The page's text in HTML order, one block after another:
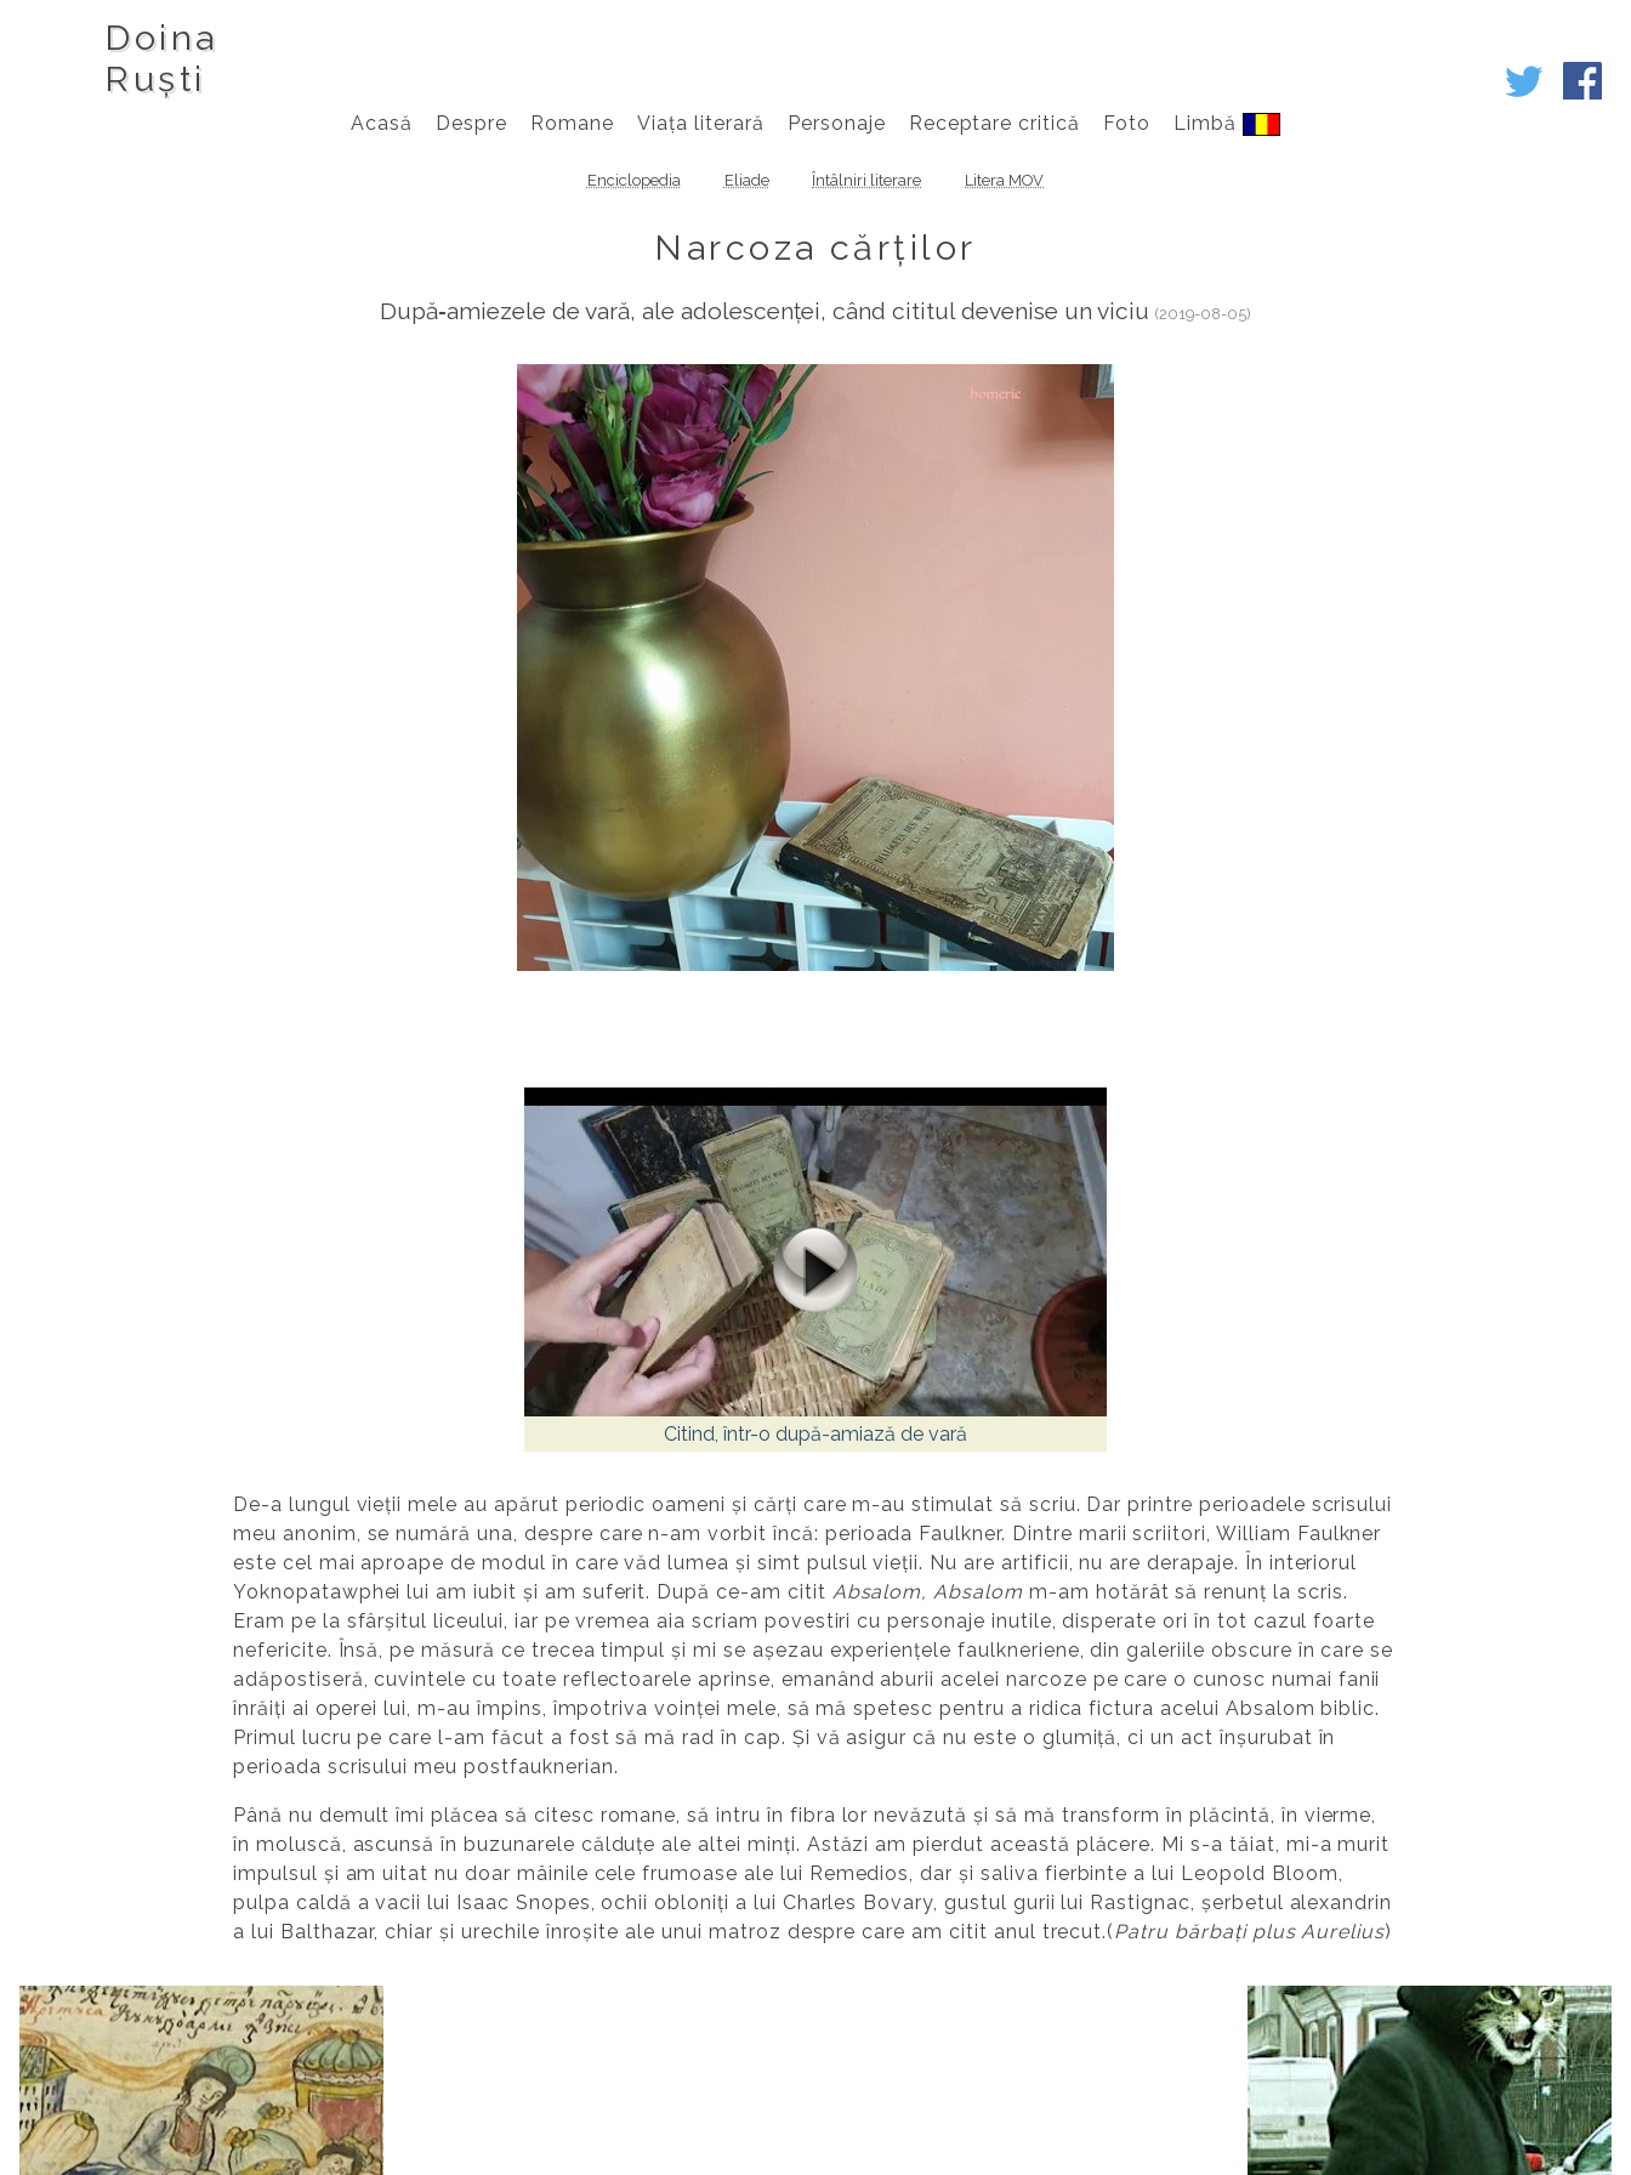
Doina
Ruști
Acasă Despre Romane Viața literară Personaje Receptare critică Foto Limbă
Enciclopedia Eliade Întâlniri literare Litera MOV
Narcoza cărților
După‑amiezele de vară, ale adolescenței, când cititul devenise un viciu (2019-08-05)
Citind, într-o după-amiază de vară
De-a lungul vieții mele au apărut periodic oameni și cărți care m-au stimulat să scriu. Dar printre perioadele scrisului
meu anonim, se numără una, despre care n-am vorbit încă: perioada Faulkner. Dintre marii scriitori, William Faulkner
este cel mai aproape de modul în care văd lumea și simt pulsul vieții. Nu are artificii, nu are derapaje. În interiorul
Yoknopatawphei lui am iubit și am suferit. După ce-am citit Absalom, Absalom m-am hotărât să renunț la scris.
Eram pe la sfârșitul liceului, iar pe vremea aia scriam povestiri cu personaje inutile, disperate ori în tot cazul foarte
nefericite. Însă, pe măsură ce trecea timpul și mi se așezau experiențele faulkneriene, din galeriile obscure în care se
adăpostiseră, cuvintele cu toate reflectoarele aprinse, emanând aburii acelei narcoze pe care o cunosc numai fanii
înrăiți ai operei lui, m-au împins, împotriva voinței mele, să mă spetesc pentru a ridica fictura acelui Absalom biblic.
Primul lucru pe care l-am făcut a fost să mă rad în cap. Și vă asigur că nu este o glumiță, ci un act înșurubat în
perioada scrisului meu postfauknerian.
Până nu demult îmi plăcea să citesc romane, să intru în fibra lor nevăzută și să mă transform în plăcintă, în vierme,
în moluscă, ascunsă în buzunarele călduțe ale altei minți. Astăzi am pierdut această plăcere. Mi s-a tăiat, mi-a murit
impulsul și am uitat nu doar mâinile cele frumoase ale lui Remedios, dar și saliva fierbinte a lui Leopold Bloom,
pulpa caldă a vacii lui Isaac Snopes, ochii obloniți a lui Charles Bovary, gustul gurii lui Rastignac, șerbetul alexandrin
a lui Balthazar, chiar și urechile înroșite ale unui matroz despre care am citit anul trecut.(Patru bărbați plus Aurelius)